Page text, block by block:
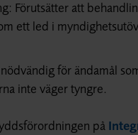
Förutsätter att
ett led i
för ändamål
inte väger tyngre.
på